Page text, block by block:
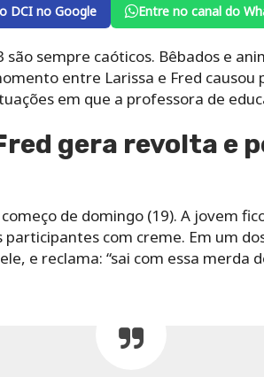
DCI no Google Entre no canal do
sempre caóticos. Bêbados e
entre Larissa e Fred causou
em que a professora de
gera revolta e
de domingo (19). A jovem
com creme. Em um
e reclama: “sai com essa merda